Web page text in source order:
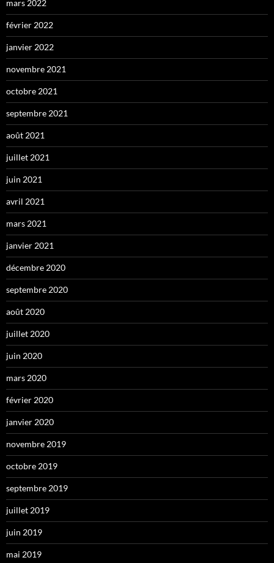
mars 2022
février 2022
janvier 2022
novembre 2021
octobre 2021
septembre 2021
août 2021
juillet 2021
juin 2021
avril 2021
mars 2021
janvier 2021
décembre 2020
septembre 2020
août 2020
juillet 2020
juin 2020
mars 2020
février 2020
janvier 2020
novembre 2019
octobre 2019
septembre 2019
juillet 2019
juin 2019
mai 2019